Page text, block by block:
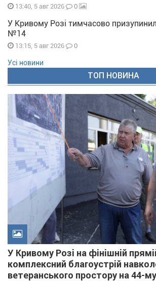
13:40, 5 авг 2026 0
У Кривому Розі тимчасово
№14
13:15, 5 авг 2026 0
Усі новини
ТОП НОВИНА
У Кривому Розі на фінішній
комплексний благоустрій
ветеранського простору на 44-